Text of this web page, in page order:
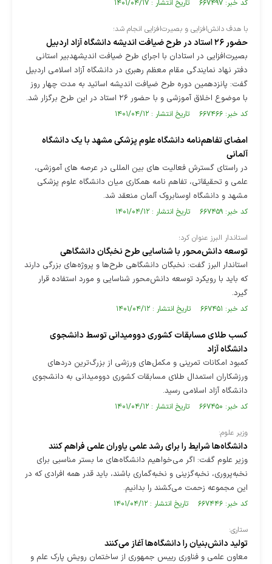
کد خبر: ۶۶۷۴۹۷ تاریخ انتشار : ۱۴۰۱/۰۴/۱۷
با هدف دانش‌افزایی و بصیرت‌افزایی انجام شد؛
حضور ۲۶ استاد در طرح ضیافت اندیشه دانشگاه آزاد اردبیل
بصیرت‌افزایی در استادان با اجرای طرح ضیافت اندیشهدبیر استانی
دفتر نهاد نمایندگی مقام معظم رهبری در دانشگاه آزاد اسلامی اردبیل
گفت: پانزدهمین دوره طرح ضیافت اندیشه اساتید به مدت چهار روز
با موضوع اخلاق آموزشی و با حضور ۲۶ استاد در این طرح برگزار شد.
کد خبر: ۶۶۷۴۶۶ تاریخ انتشار : ۱۴۰۱/۰۴/۱۲
امضای تفاهم‌نامه دانشگاه‌ علوم پزشکی مشهد با یک دانشگاه
آلمانی
در راستای گسترش فعالیت های بین المللی در عرصه های آموزشی،
علمی و تحقیقاتی، تفاهم نامه همکاری میان دانشگاه علوم پزشکی
مشهد و دانشگاه اوسنابروک آلمان منعقد شد.
کد خبر: ۶۶۷۴۵۹ تاریخ انتشار : ۱۴۰۱/۰۴/۱۲
استاندار البرز عنوان کرد؛
توسعه دانش‌محور با شناسایی طرح نخبگان دانشگاهی
استاندار البرز گفت: نخبگان دانشگاهی طرح‌ها و پروژه‌های بزرگی دارند
که باید با رویکرد توسعه دانش‌محور شناسایی و مورد استفاده قرار
گیرد.
کد خبر: ۶۶۷۴۵۱ تاریخ انتشار : ۱۴۰۱/۰۴/۱۲
کسب طلای مسابقات کشوری دوومیدانی توسط دانشجوی
دانشگاه آزاد
کمبود امکانات تمرینی و مکمل‌های ورزشی از بزرگ‌ترین دردهای
ورزشکاران استمدال طلای مسابقات کشوری دوومیدانی به دانشجوی
دانشگاه آزاد اسلامی رسید.
کد خبر: ۶۶۷۴۵۰ تاریخ انتشار : ۱۴۰۱/۰۴/۱۲
وزیر علوم:
دانشگاه‌ها شرایط را برای رشد علمی یاوران علمی فراهم کنند
وزیر علوم گفت: اگر می‌خواهیم دانشگاه‌های ما بستر مناسبی برای
نخبه‌پروری، نخبه‌گزینی و نخبه‌گماری باشند، باید قدر همه افرادی که در
این مجموعه زحمت می‌کشند را بدانیم.
کد خبر: ۶۶۷۴۴۶ تاریخ انتشار : ۱۴۰۱/۰۴/۱۲
ستاری:
تولید دانش‌بنیان را دانشگاه‌ها آغاز می‌کنند
معاون علمی و فناوری رییس جمهوری از ساختمان رویش پارک علم و